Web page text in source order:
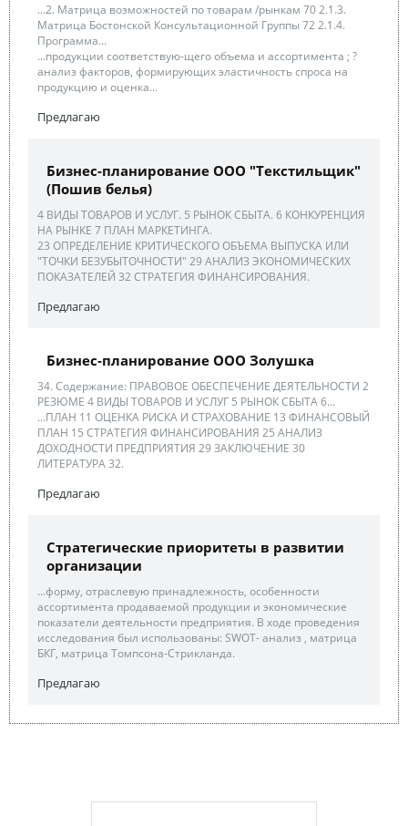
...2. Матрица возможностей по товарам /рынкам 70 2.1.3.
Матрица Бостонской Консультационной Группы 72 2.1.4.
Программа...
...продукции соответствую-щего объема и ассортимента ; ?
анализ факторов, формирующих эластичность спроса на
продукцию и оценка...
Предлагаю
Бизнес-планирование ООО "Текстильщик"
(Пошив белья)
4 ВИДЫ ТОВАРОВ И УСЛУГ. 5 РЫНОК СБЫТА. 6 КОНКУРЕНЦИЯ
НА РЫНКЕ 7 ПЛАН МАРКЕТИНГА.
23 ОПРЕДЕЛЕНИЕ КРИТИЧЕСКОГО ОБЪЕМА ВЫПУСКА ИЛИ
"ТОЧКИ БЕЗУБЫТОЧНОСТИ" 29 АНАЛИЗ ЭКОНОМИЧЕСКИХ
ПОКАЗАТЕЛЕЙ 32 СТРАТЕГИЯ ФИНАНСИРОВАНИЯ.
Предлагаю
Бизнес-планирование ООО Золушка
34. Содержание: ПРАВОВОЕ ОБЕСПЕЧЕНИЕ ДЕЯТЕЛЬНОСТИ 2
РЕЗЮМЕ 4 ВИДЫ ТОВАРОВ И УСЛУГ 5 РЫНОК СБЫТА 6...
...ПЛАН 11 ОЦЕНКА РИСКА И СТРАХОВАНИЕ 13 ФИНАНСОВЫЙ
ПЛАН 15 СТРАТЕГИЯ ФИНАНСИРОВАНИЯ 25 АНАЛИЗ
ДОХОДНОСТИ ПРЕДПРИЯТИЯ 29 ЗАКЛЮЧЕНИЕ 30
ЛИТЕРАТУРА 32.
Предлагаю
Стратегические приоритеты в развитии
организации
...форму, отраслевую принадлежность, особенности
ассортимента продаваемой продукции и экономические
показатели деятельности предприятия. В ходе проведения
исследования был использованы: SWOT- анализ , матрица
БКГ, матрица Томпсона-Стрикланда.
Предлагаю